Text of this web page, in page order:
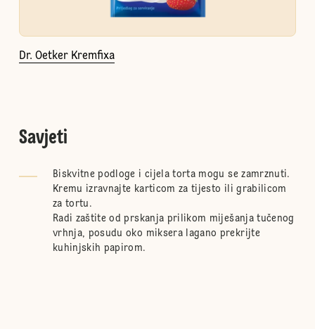
Dr. Oetker Kremfixa
Savjeti
Biskvitne podloge i cijela torta mogu se zamrznuti.
Kremu izravnajte karticom za tijesto ili grabilicom
za tortu.
Radi zaštite od prskanja prilikom miješanja tučenog
vrhnja, posudu oko miksera lagano prekrijte
kuhinjskih papirom.